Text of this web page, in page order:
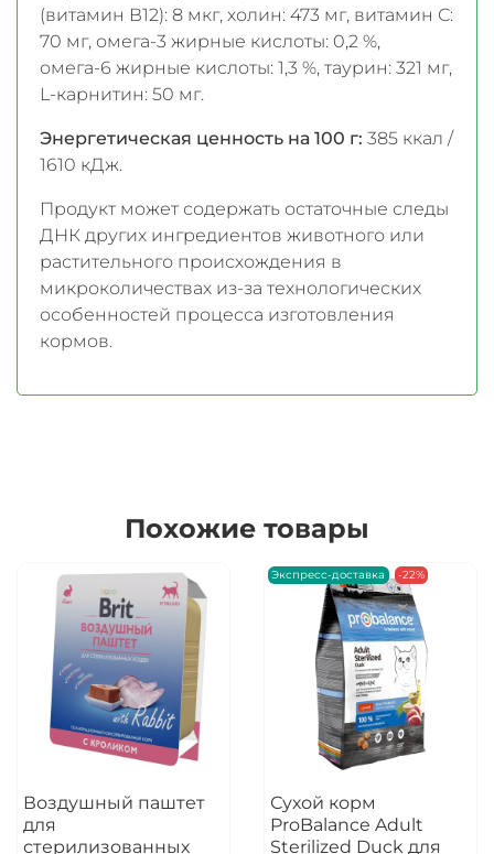
(витамин В12): 8 мкг, холин: 473 мг, витамин С:
70 мг, омега-3 жирные кислоты: 0,2 %,
омега-6 жирные кислоты: 1,3 %, таурин: 321 мг,
L-карнитин: 50 мг.
Энергетическая ценность на 100 г: 385 ккал /
1610 кДж.
Продукт может содержать остаточные следы
ДНК других ингредиентов животного или
растительного происхождения в
микроколичествах из-за технологических
особенностей процесса изготовления
кормов.
Похожие товары
Воздушный паштет
для
стерилизованных
Экспресс-доставка -22%
Сухой корм
ProBalance Adult
Sterilized Duck для